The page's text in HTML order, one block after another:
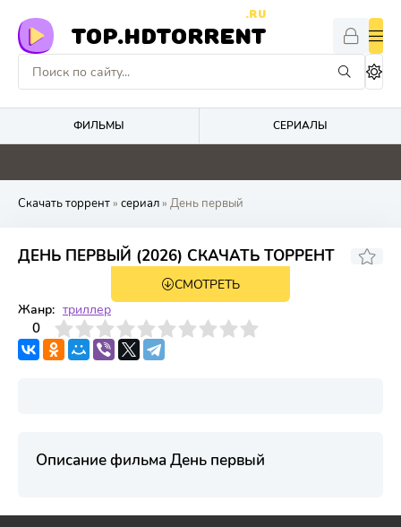
TOP.HDTORRENT
.RU
ФИЛЬМЫ СЕРИАЛЫ
5.2 5.1 4.1 0
Скачать торрент» сериал» День первый
ДЕНЬ ПЕРВЫЙ (2026) СКАЧАТЬ ТОРРЕНТ
1 сезон 6 серияСМОТРЕТЬ
Жанр: триллер
0
4 6 7 8 9 10
Описание фильма День первый